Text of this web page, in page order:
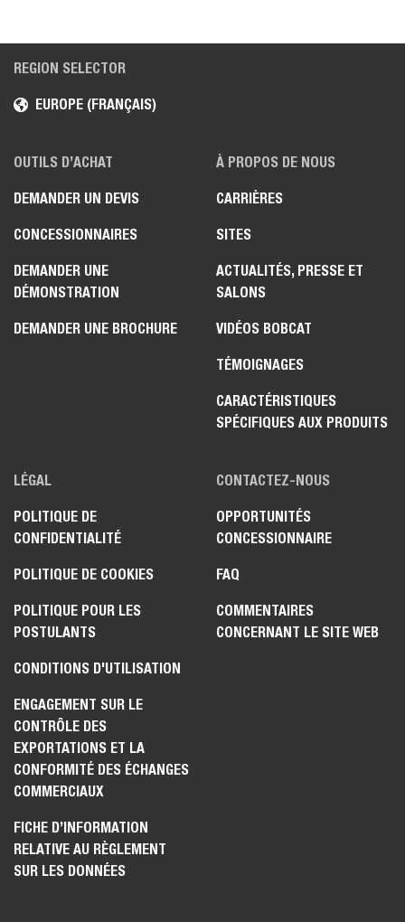
REGION SELECTOR
EUROPE (FRANÇAIS)
OUTILS D’ACHAT
DEMANDER UN DEVIS
CONCESSIONNAIRES
DEMANDER UNE
DÉMONSTRATION
DEMANDER UNE BROCHURE
À PROPOS DE NOUS
CARRIÈRES
SITES
ACTUALITÉS, PRESSE ET
SALONS
VIDÉOS BOBCAT
TÉMOIGNAGES
CARACTÉRISTIQUES
SPÉCIFIQUES AUX PRODUITS
LÉGAL
POLITIQUE DE
CONFIDENTIALITÉ
POLITIQUE DE COOKIES
POLITIQUE POUR LES
POSTULANTS
CONDITIONS D'UTILISATION
ENGAGEMENT SUR LE
CONTRÔLE DES
EXPORTATIONS ET LA
CONFORMITÉ DES ÉCHANGES
COMMERCIAUX
FICHE D’INFORMATION
RELATIVE AU RÈGLEMENT
SUR LES DONNÉES
CONTACTEZ-NOUS
OPPORTUNITÉS
CONCESSIONNAIRE
FAQ
COMMENTAIRES
CONCERNANT LE SITE WEB